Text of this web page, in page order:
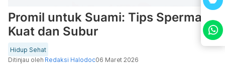
Promil untuk Suami: Tips Sperma
Kuat dan Subur
Hidup Sehat
Ditinjau oleh Redaksi Halodoc06 Maret 2026